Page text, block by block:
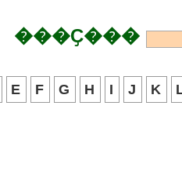
���Ҫ���
E F G H I J K